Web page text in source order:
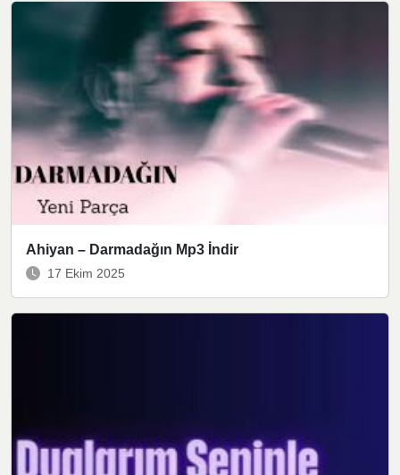
Ahiyan – Darmadağın Mp3 İndir
17 Ekim 2025